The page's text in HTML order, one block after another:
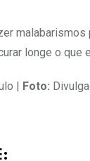
longe o
| Foto: